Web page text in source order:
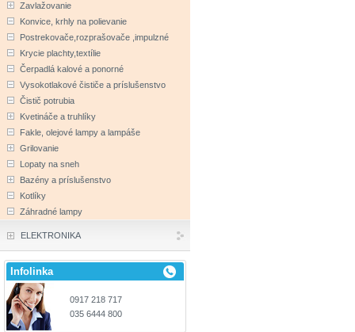
Zavlažovanie
Konvice, krhly na polievanie
Postrekovače,rozprašovače ,impulzné
Krycie plachty,textílie
Čerpadlá kalové a ponorné
Vysokotlakové čističe a príslušenstvo
Čistič potrubia
Kvetináče a truhlíky
Fakle, olejové lampy a lampáše
Grilovanie
Lopaty na sneh
Bazény a príslušenstvo
Kotlíky
Záhradné lampy
ELEKTRONIKA
Infolinka
0917 218 717
035 6444 800